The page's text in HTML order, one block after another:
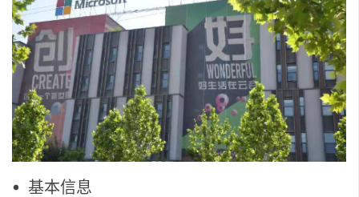
基本信息